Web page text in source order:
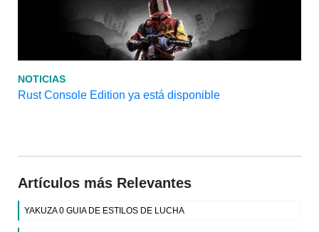
NOTICIAS
Rust Console Edition ya está disponible
Artículos más Relevantes
YAKUZA 0 GUIA DE ESTILOS DE LUCHA